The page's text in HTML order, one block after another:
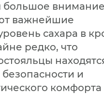
большое внимание
важнейшие
сахара в
редко, что
и
комфорта